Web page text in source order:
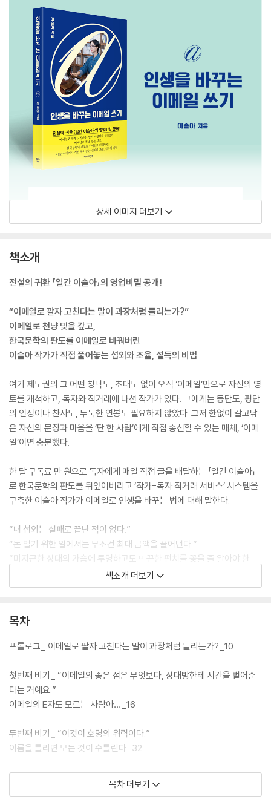
상세 이미지 더보기
책소개
전설의 귀환 「일간 이슬아」의 영업비밀 공개!
“이메일로 팔자 고친다는 말이 과장처럼 들리는가?”
이메일로 천냥 빚을 갚고,
한국문학의 판도를 이메일로 바꿔버린
이슬아 작가가 직접 풀어놓는 섭외와 조율, 설득의 비법
여기 제도권의 그 어떤 청탁도, 초대도 없이 오직 ‘이메일’만으로 자신의 영
토를 개척하고, 독자와 직거래에 나선 작가가 있다. 그에게는 등단도, 평단
의 인정이나 찬사도, 두둑한 연봉도 필요하지 않았다. 그저 한없이 갈고닦
은 자신의 문장과 마음을 ‘단 한 사람’에게 직접 송신할 수 있는 매체, ‘이메
일’이면 충분했다.
한 달 구독료 만 원으로 독자에게 매일 직접 글을 배달하는 「일간 이슬아」
로 한국문학의 판도를 뒤엎어버리고 ‘작가-독자 직거래 서비스’ 시스템을
구축한 이슬아 작가가 이메일로 인생을 바꾸는 법에 대해 말한다.
“내 섭외는 실패로 끝난 적이 없다.”
“돈 벌기 위한 일에서는 무조건 최대 금액을 끌어낸다.”
“미지근한 상대의 가슴에 투명하고도 뜨끈한 펀치를 꽂을 줄 알아야 한
“일을 못한 고통에서 벗어나는 방법은 하나뿐이다.”
하고, 자신의 가치에 맞는 판돈을 최대치로 끌어올리고, 때론 잘못한 일 앞
쪽으로 끌어들여, 끝내 ‘새로운 세계’를 이루어내는 이슬아의 일과 삶의 기
술이 총망라되어 있다.
터 “지금까지 「일간 이슬아」 연재 중 최고이자 레전드”라는 찬사 속에 연재
한 ‘인생을 바꾸는 이메일 쓰기’ 프로젝트에는 일하고 살아가고 사랑하며
매일 아침 7시 30분 한 통의 이메일에 출근길을 설레게 하고, 점심시간마
책소개 더보기
목차
프롤로그_ 이메일로 팔자 고친다는 말이 과장처럼 들리는가?_10
첫번째 비기_ “이메일의 좋은 점은 무엇보다, 상대방한테 시간을 벌어준
다는 거예요.”
이메일의 E자도 모르는 사람아…_16
두번째 비기_ “이것이 호명의 위력이다.”
이름을 틀리면 모든 것이 수틀린다_32
세번째 비기_ “내 섭외는 실패로 끝난 적이 없다.”
인기 많은 사람을 어떻게 섭외할 것인가_42
목차 더보기